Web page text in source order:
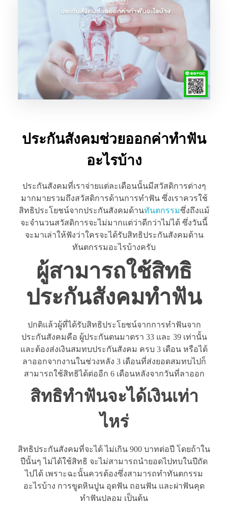
ประกันสังคมช่วยออกค่าทำฟัน
อะไรบ้าง
ประกันสังคมที่เราจ่ายแต่ละเดือนนั้นมีสวัสดิการต่างๆ
มากมายรวมถึงสวัสดิการด้านการทำฟัน ซึ่งเราควรใช้
สิทธิประโยชน์จากประกันสังคมด้านทันตกรรมซึ่งถึงแม้
จะจำนวนสวัสดิการจะไม่มากแต่ว่าดีกว่าไม่ได้ ซึ่งวันนี้
จะมาเล่าให้ฟังว่าใครจะได้รับสิทธิประกันสังคมด้าน
ทันตกรรมอะไรบ้างครับ
ผู้สามารถใช้สิทธิ
ประกันสังคมทำฟัน
ปกติแล้วผู้ที่ได้รับสิทธิประโยชน์จากการทำฟันจาก
ประกันสังคมคือ ผู้ประกันตนมาตรา 33 และ 39 เท่านั้น
และต้องส่งเงินสมทบประกันสังคม ครบ 3 เดือน หรือได้
ลาออกจากงานในช่วงหลัง 3 เดือนที่ส่งยอดสมทบไปก็
สามารถใช้สิทธิได้ต่ออีก 6 เดือนหลังจากวันที่ลาออก
สิทธิทำฟันจะได้เงินเท่า
ไหร่
สิทธิประกันสังคมที่จะได้ ไม่เกิน 900 บาทต่อปี โดยถ้าใน
ปีนั้นๆ ไม่ได้ใช้สิทธิ จะไม่สามารถนำยอดไปทบในปีถัด
ไปได้ เพราะฉะนั้นควรต้องซึ่งสามารถทำทันตกรรม
อะไรบ้าง การขูดหินปูน อุดฟัน ถอนฟัน และผ่าฟันคุด
ทำฟันปลอม เป็นต้น